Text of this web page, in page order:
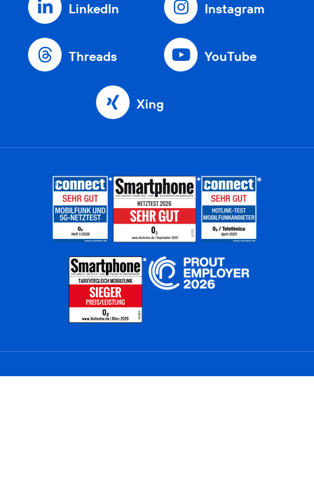
LinkedIn Instagram
Threads YouTube
Xing